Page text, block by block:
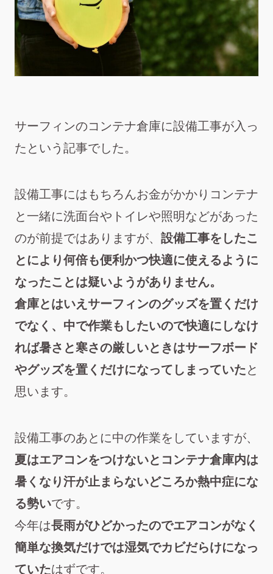
サーフィンのコンテナ倉庫に設備工事が入っ
たという記事でした。
設備工事にはもちろんお金がかかりコンテナ
と一緒に洗面台やトイレや照明などがあった
のが前提ではありますが、 設備工事をしたこ
とにより何倍も便利かつ快適に使えるように
なったことは疑いようがありません。
倉庫とはいえサーフィンのグッズを置くだけ
でなく、中で作業もしたいので快適にしなけ
れば暑さと寒さの厳しいときはサーフボード
やグッズを置くだけになってしまっていたと
思います。
設備工事のあとに中の作業をしていますが、
夏はエアコンをつけないとコンテナ倉庫内は
暑くなり汗が止まらないどころか熱中症にな
る勢いです。
今年は長雨がひどかったのでエアコンがなく
簡単な換気だけでは湿気でカビだらけになっ
ていたはずです。